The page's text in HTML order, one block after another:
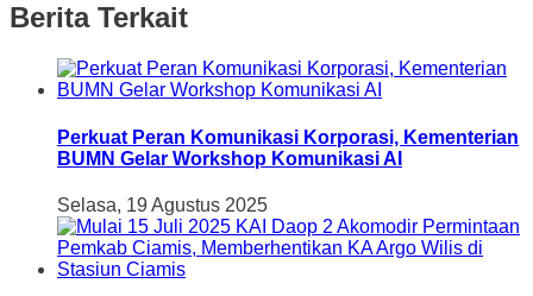
Berita Terkait
Perkuat Peran Komunikasi Korporasi, Kementerian
BUMN Gelar Workshop Komunikasi AI
Selasa, 19 Agustus 2025